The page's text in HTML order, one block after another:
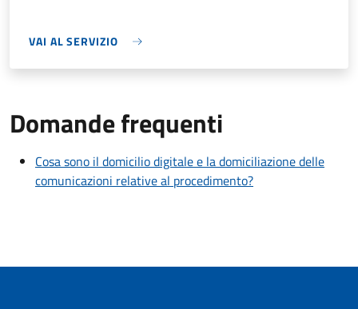
VAI AL SERVIZIO
Domande frequenti
Cosa sono il domicilio digitale e la domiciliazione delle
comunicazioni relative al procedimento?